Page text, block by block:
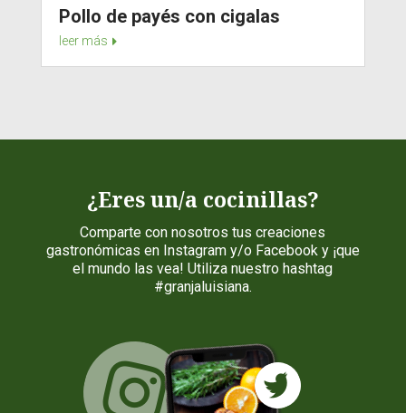
Pollo de payés con cigalas
leer más
¿Eres un/a cocinillas?
Comparte con nosotros tus creaciones
gastronómicas en Instagram y/o Facebook y ¡que
el mundo las vea! Utiliza nuestro hashtag
#granjaluisiana.